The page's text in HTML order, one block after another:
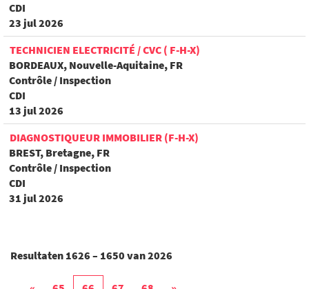
CDI
23 jul 2026
TECHNICIEN ELECTRICITÉ / CVC ( F-H-X)
BORDEAUX, Nouvelle-Aquitaine, FR
Contrôle / Inspection
CDI
13 jul 2026
DIAGNOSTIQUEUR IMMOBILIER (F-H-X)
BREST, Bretagne, FR
Contrôle / Inspection
CDI
31 jul 2026
Resultaten 1626 – 1650 van2026